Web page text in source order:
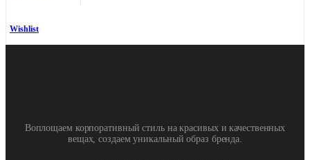
Wishlist
Воплощаем корпоративный стиль на красивых и качественных
вещах, создаем уникальный образ бренда.